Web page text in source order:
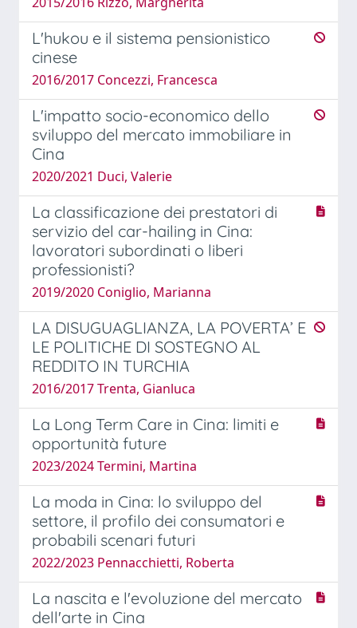
L'hukou e il sistema pensionistico
cinese
2016/2017 Concezzi, Francesca
L'impatto socio-economico dello
sviluppo del mercato immobiliare in
Cina
2020/2021 Duci, Valerie
La classificazione dei prestatori di
servizio del car-hailing in Cina:
lavoratori subordinati o liberi
professionisti?
2019/2020 Coniglio, Marianna
LA DISUGUAGLIANZA, LA POVERTA’ E
LE POLITICHE DI SOSTEGNO AL
REDDITO IN TURCHIA
2016/2017 Trenta, Gianluca
La Long Term Care in Cina: limiti e
opportunità future
2023/2024 Termini, Martina
La moda in Cina: lo sviluppo del
settore, il profilo dei consumatori e
probabili scenari futuri
2022/2023 Pennacchietti, Roberta
La nascita e l'evoluzione del mercato
dell'arte in Cina